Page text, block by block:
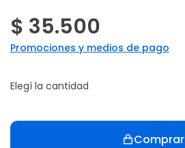
$ 35.500
Promociones y medios de pago
Elegí la cantidad
Comprar